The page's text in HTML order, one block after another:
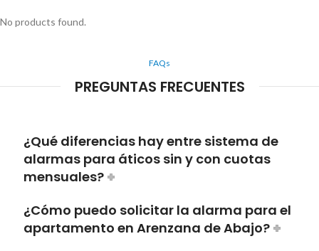
No products found.
FAQs
PREGUNTAS FRECUENTES
¿Qué diferencias hay entre sistema de
alarmas para áticos sin y con cuotas
mensuales?
¿Cómo puedo solicitar la alarma para el
apartamento en Arenzana de Abajo?